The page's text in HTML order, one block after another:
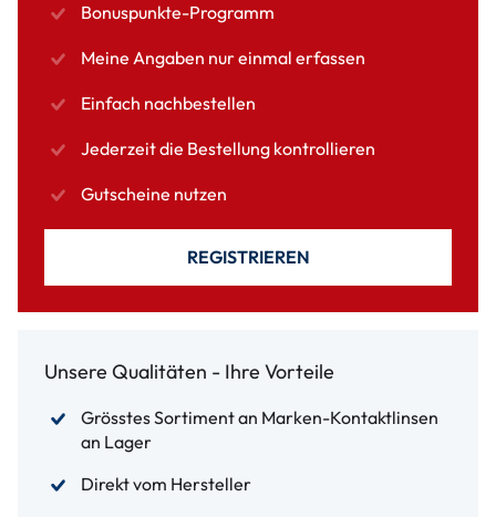
Bonuspunkte-Programm
Meine Angaben nur einmal erfassen
Einfach nachbestellen
Jederzeit die Bestellung kontrollieren
Gutscheine nutzen
REGISTRIEREN
Unsere Qualitäten - Ihre Vorteile
Grösstes Sortiment an Marken-Kontaktlinsen
an Lager
Direkt vom Hersteller